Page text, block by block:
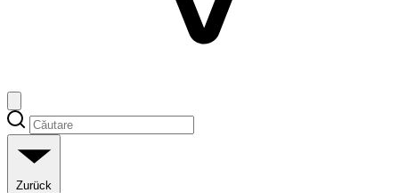
Zurück